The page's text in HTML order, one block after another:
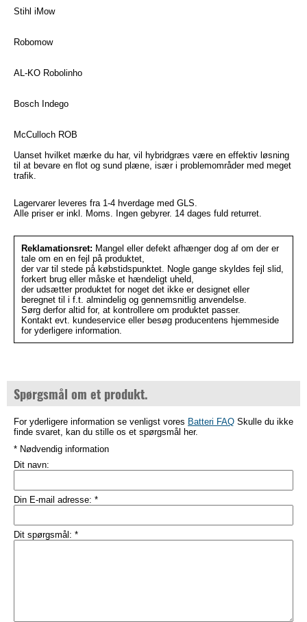
Stihl iMow
Robomow
AL-KO Robolinho
Bosch Indego
McCulloch ROB
Uanset hvilket mærke du har, vil hybridgræs være en effektiv løsning
til at bevare en flot og sund plæne, især i problemområder med meget
trafik.
Lagervarer leveres fra 1-4 hverdage med GLS.
Alle priser er inkl. Moms. Ingen gebyrer. 14 dages fuld returret.
Reklamationsret: Mangel eller defekt afhænger dog af om der er
tale om en en fejl på produktet,
der var til stede på købstidspunktet. Nogle gange skyldes fejl slid,
forkert brug eller måske et hændeligt uheld,
der udsætter produktet for noget det ikke er designet eller
beregnet til i f.t. almindelig og gennemsnitlig anvendelse.
Sørg derfor altid for, at kontrollere om produktet passer.
Kontakt evt. kundeservice eller besøg producentens hjemmeside
for yderligere information.
Spørgsmål om et produkt.
For yderligere information se venligst vores Batteri FAQ Skulle du ikke
finde svaret, kan du stille os et spørgsmål her.
* Nødvendig information
Dit navn:
Din E-mail adresse: *
Dit spørgsmål: *